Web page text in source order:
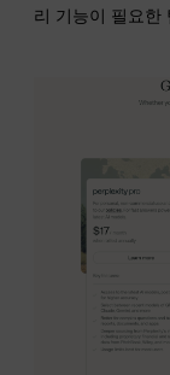
리 기능이 필요한